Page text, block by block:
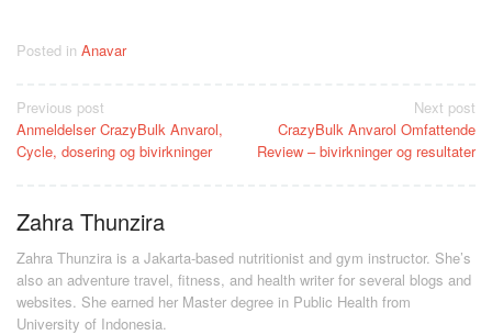
Posted in Anavar
Post
navigation
Previous post
Anmeldelser CrazyBulk Anvarol,
Cycle, dosering og bivirkninger
Next post
CrazyBulk Anvarol Omfattende
Review – bivirkninger og resultater
Zahra Thunzira
Zahra Thunzira is a Jakarta-based nutritionist and gym instructor. She’s
also an adventure travel, fitness, and health writer for several blogs and
websites. She earned her Master degree in Public Health from
University of Indonesia.